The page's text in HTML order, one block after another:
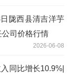
陇西县清吉洋芋
司价格行情
2026-06-08
同比增长10.9%|